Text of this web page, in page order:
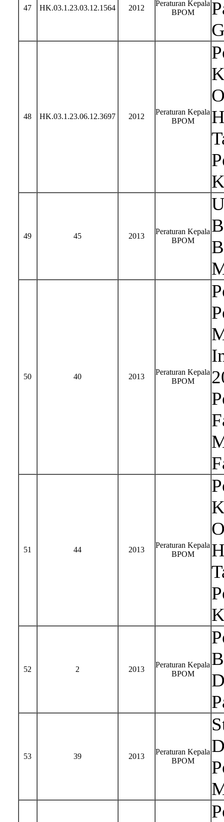
47 HK.03.1.23.03.12.1564 2012
Peraturan Kepala
BPOM
48 HK.03.1.23.06.12.3697 2012
Peraturan Kepala
BPOM
49 45 2013
Peraturan Kepala
BPOM
50 40 2013
Peraturan Kepala
BPOM
51 44 2013
Peraturan Kepala
BPOM
52 2 2013
Peraturan Kepala
BPOM
53 39 2013
Peraturan Kepala
BPOM